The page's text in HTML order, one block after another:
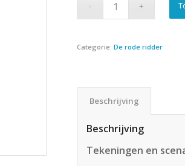
Categorie:De rode ridder
Beschrijving
Beschrijving
Tekeningen en